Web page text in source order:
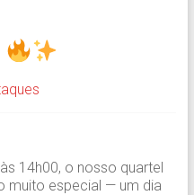
14h00, o nosso quartel
muito especial — um dia